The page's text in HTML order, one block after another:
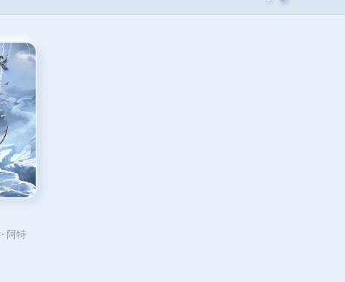
· 阿特